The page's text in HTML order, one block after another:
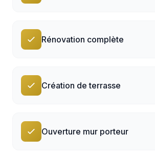
Rénovation complète
Création de terrasse
Ouverture mur porteur